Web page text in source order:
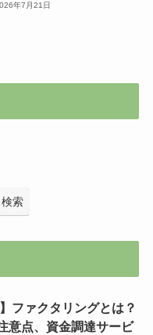
年7月21日
検索
】ファクタリングとは？
意点、資金調達サービ